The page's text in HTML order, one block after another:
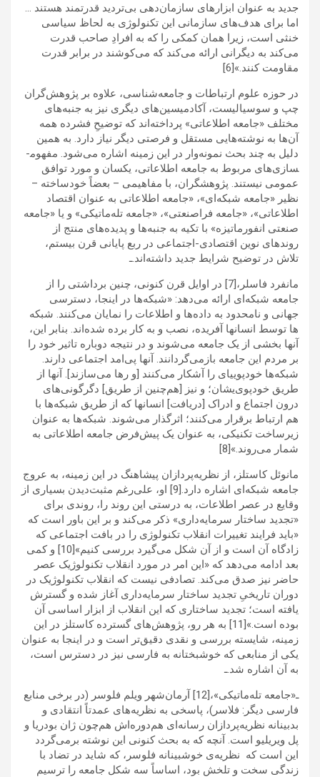
جدید به عنوان ابزارهای سازمان‌دهی بی‌تردید قدرتمند هستند …
اما برای هدف‌های سازمانی این تکنولوژی به لحاظ سیاسی
خنثی است، زیرا همان کمکی را که به افرادِ صاحب قدرت
می‌کند به دیگرانی ارائه می‌کند که می‌کوشند در برابر قدرت
مقاومت کنند.»[6]
در حوزه علوم ارتباطات و جامعه‌شناسی، علاوه بر پژوهش‌گران
چپ و سوسیالیست، آکادمیسین‌های دیگری نیز به جنبه‌های
مختلف «جامعه اطلاعاتی» پرداخته‌اند که توضیحِ فشرده همه
آن‌ها به نوشته‌هایی مستقل و فرصتی دیگر نیاز دارد. به همین
دلیل به چند بحث نمونه‌وار در این زمینه اشاره می‌شود. مفهوم­
سازی‌های مربوط به جامعه اطلاعاتی، یکسان و مورد توافق
عمومی نیستند. پژوهشگران، با مفاهیمی – بعضاً خودساخته –
نظیر «جامعه شبکه‌ای»، «جامعه اطلاعاتی به عنوان اقتصاد
اطلاعاتی»، «جامعه فراصنعتی»، «جامعه تله‌ماتیکی» و یا «جامعه
صنعتی انفورماتیزه» با تکیه به جنبه‌ها و پدیده‌های منتج از
روندهای نوین اقتصادی-اجتماعی در ربع پایانی قرن بیستم،
تلاش در توضیح شرایط جدید داشته‌اند.ـ
مانفرد فاسلر،[7] در اوایل قرن کنونی، چنین برداشتی را از
جامعه شبکه‌ای ارائه می‌دهد: «شبکه‌ها در اینجا، دسترسی
جهانی و نامحدود به داده‌­ها و اطلاعات را نمایان می­‌کنند. شبکه­‌
ها توسط انسان­ها آفریده، نصب و به کار برده شده­‌اند. بنابر این،
آن­ها بخشی از یک جامعه می­‌شوند و در نتیجه دوباره تاثیر خود را
بر مردم این جامعه بازمی‌گردانند. آن­ها پی‌امد اجتماعی دارند.
شبکه­‌ها خودپویی­ای را آشکار می‌کنند [و رها می­‌سازند]. آن­ها از
طریق خودپوی‌ی­شان؛ و نیز [هم‌چنین از طریق] دگرگونی‌های
درون اجتماع و ادراک [دریافت] انسان­ها که از طریق شبکه­‌ها با
هم ارتباط برقرار می­‌کنند؛ اثرگذار می‌­شوند. شبکه­‌ها به عنوان
زیرساخت تکنیکی، به عنوان یک پیش‌فرض جامعه اطلاعاتی به
شمار می­‌روند.»[8]
مانوئل کاستلز، از نظریه‌پردازان پیشاهنگ در این زمینه، به عروج
جامعه شبکه‌ای اشاره دارد.[9] او، علی‌رغم مثبت‌دیدن بسیاری از
وقایع در عصر اطلاعات، به درستی این روند را، روندی برای
«تجدید ساختار سرمایه‌داری» ذکر می‌کند و بر این باور است که
«باید فرایند تغییرات انقلاب تکنولوژی را در بافت اجتماعی که
زادگاه آن است و از آن شکل می‌گیرد بررسی کنیم»[10] و کمی
بعد ادامه می‌دهد که «این امر در مورد انقلاب تکنولوژیک عصر
حاضر نیز صدق می‌کند. تصادفی نیست که انقلاب تکنولوژیک در
دوران تاریخیِ تجدید ساختار سرمایه‌داری آغاز شده و گسترش
یافته است؛ تجدید ساختاری که این انقلاب از ابزار اساسی آن
بوده است.»[11] به هر رو، پژوهش‌های گسترده کاستلز در این
زمینه، شایسته بررسی و نقدی دقیق‌تر است و در اینجا به عنوان
یکی از منابعی که خوشبختانه به فارسی نیز در دسترس است،
به آن اشاره شد.ـ
ـ«جامعه تله‌ماتیکی»،[12] آرمان‌شهر ویلم فلوسر (در برخی منابع
فارسی دیگر: فلاسر)، پاسخی به نظریه‌های عمدتاً انتقادی و
بدبینانه نظریه‌پردازان رسانه‌ای هم‌دوره‌اش هم‌چون ژان بودریا و
پل ویریلیو است. آنچه که به بحث کنونی این نوشته برمی‌گردد
این است که نظریه‌ی خوشبینانه فلوسر، که شاید در تضاد با
زندگی سخت و تلخش بود، اساساً سه شکل جامعه را ترسیم